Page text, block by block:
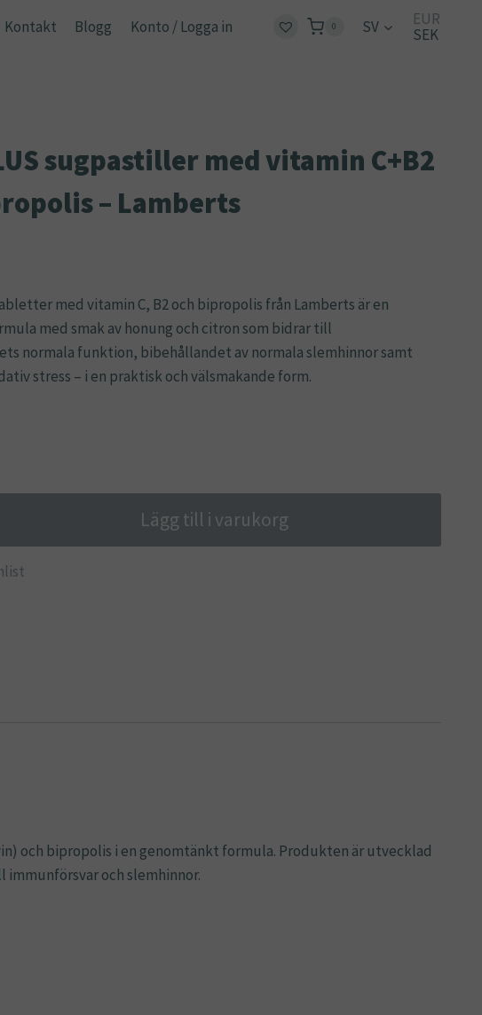
Kontakt Blogg Konto / Logga in 0 SV
EUR
SEK
sugpastiller med vitamin C+B2
– Lamberts
med vitamin C, B2 och bipropolis från Lamberts är en
med smak av honung och citron som bidrar till
normala funktion, bibehållandet av normala slemhinnor samt
stress – i en praktisk och välsmakande form.
Lägg till i varukorg
och bipropolis i en genomtänkt formula. Produkten är utvecklad
och slemhinnor.